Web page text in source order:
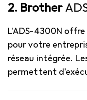
2. Brother
L'ADS-4300N offre
pour votre
réseau intégrée.
permettent